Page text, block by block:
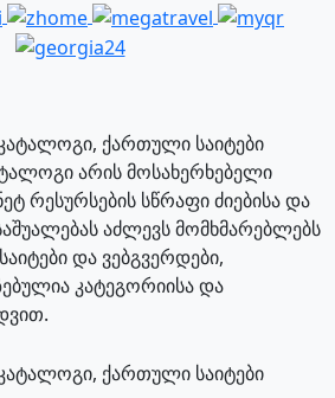
არის მოსახერხებელი
რესურსების სწრაფი ძიებისა და
აძლევს მომხმარებლებს
და ვებგვერდები,
კატეგორიისა და